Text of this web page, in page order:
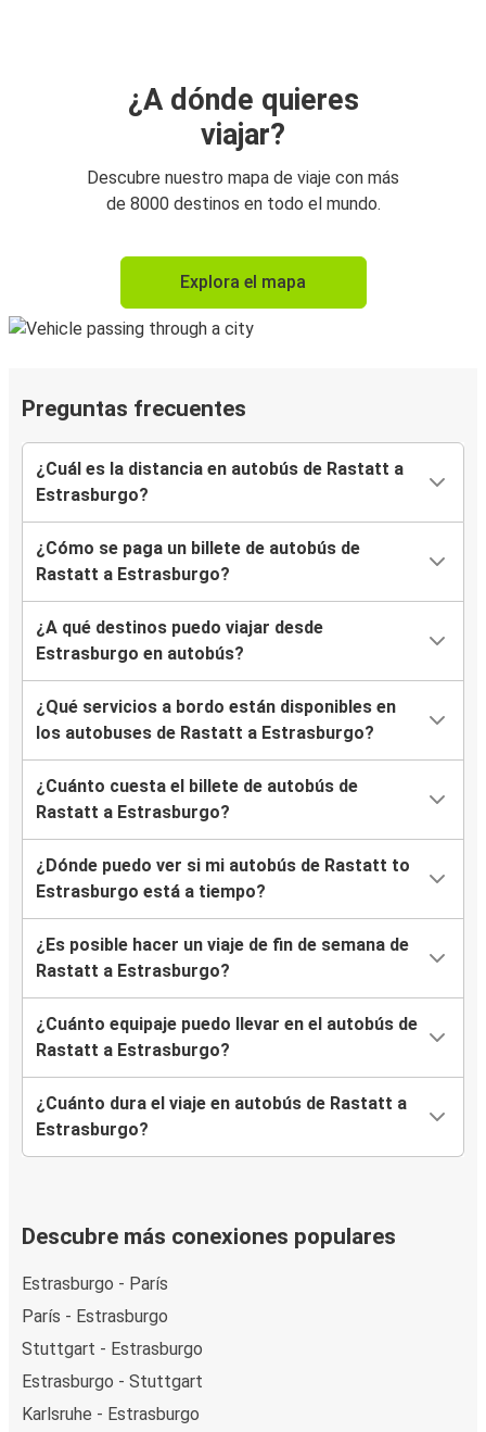
¿A dónde quieres
viajar?
Descubre nuestro mapa de viaje con más
de 8000 destinos en todo el mundo.
Explora el mapa
Preguntas frecuentes
¿Cuál es la distancia en autobús de Rastatt a
Estrasburgo?
¿Cómo se paga un billete de autobús de
Rastatt a Estrasburgo?
¿A qué destinos puedo viajar desde
Estrasburgo en autobús?
¿Qué servicios a bordo están disponibles en
los autobuses de Rastatt a Estrasburgo?
¿Cuánto cuesta el billete de autobús de
Rastatt a Estrasburgo?
¿Dónde puedo ver si mi autobús de Rastatt to
Estrasburgo está a tiempo?
¿Es posible hacer un viaje de fin de semana de
Rastatt a Estrasburgo?
¿Cuánto equipaje puedo llevar en el autobús de
Rastatt a Estrasburgo?
¿Cuánto dura el viaje en autobús de Rastatt a
Estrasburgo?
Descubre más conexiones populares
Estrasburgo - París
París - Estrasburgo
Stuttgart - Estrasburgo
Estrasburgo - Stuttgart
Karlsruhe - Estrasburgo